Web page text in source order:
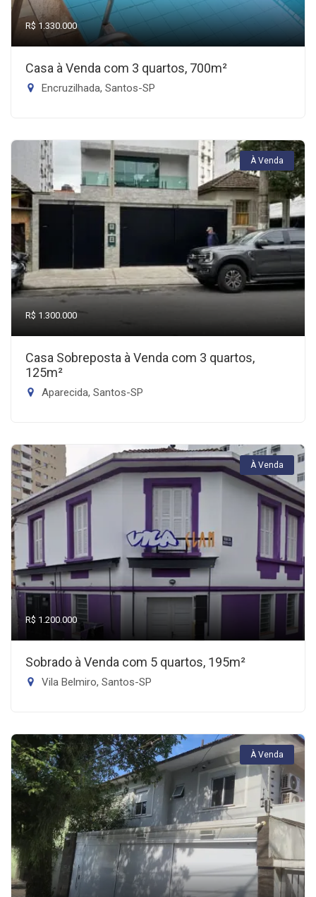
R$ 1.330.000
Casa à Venda com 3 quartos, 700m²
Encruzilhada, Santos-SP
À Venda
R$ 1.300.000
Casa Sobreposta à Venda com 3 quartos,
125m²
Aparecida, Santos-SP
À Venda
R$ 1.200.000
Sobrado à Venda com 5 quartos, 195m²
Vila Belmiro, Santos-SP
À Venda